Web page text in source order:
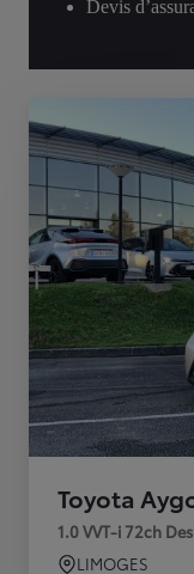
Devis
Toyota
1.0 VVT-i 72ch
LIMOGES